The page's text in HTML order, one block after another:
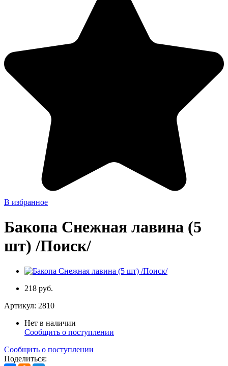
В избранное
Бакопа Снежная лавина (5
шт) /Поиск/
218 руб.
Артикул: 2810
Нет в наличии
Сообщить о поступлении
Сообщить о поступлении
Поделиться: